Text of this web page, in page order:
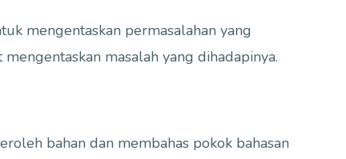
mengentaskan permasalahan yang
masalah yang dihadapinya.
bahan dan membahas pokok bahasan